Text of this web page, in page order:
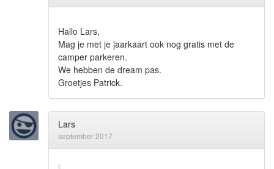
Hallo Lars,
Mag je met je jaarkaart ook nog gratis met de
camper parkeren.
We hebben de dream pas.
Groetjes Patrick.
Lars
september 2017